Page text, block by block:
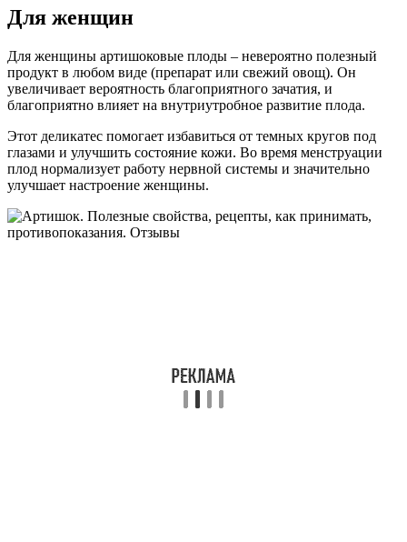
Для женщин
Для женщины артишоковые плоды – невероятно полезный
продукт в любом виде (препарат или свежий овощ). Он
увеличивает вероятность благоприятного зачатия, и
благоприятно влияет на внутриутробное развитие плода.
Этот деликатес помогает избавиться от темных кругов под
глазами и улучшить состояние кожи. Во время менструации
плод нормализует работу нервной системы и значительно
улучшает настроение женщины.